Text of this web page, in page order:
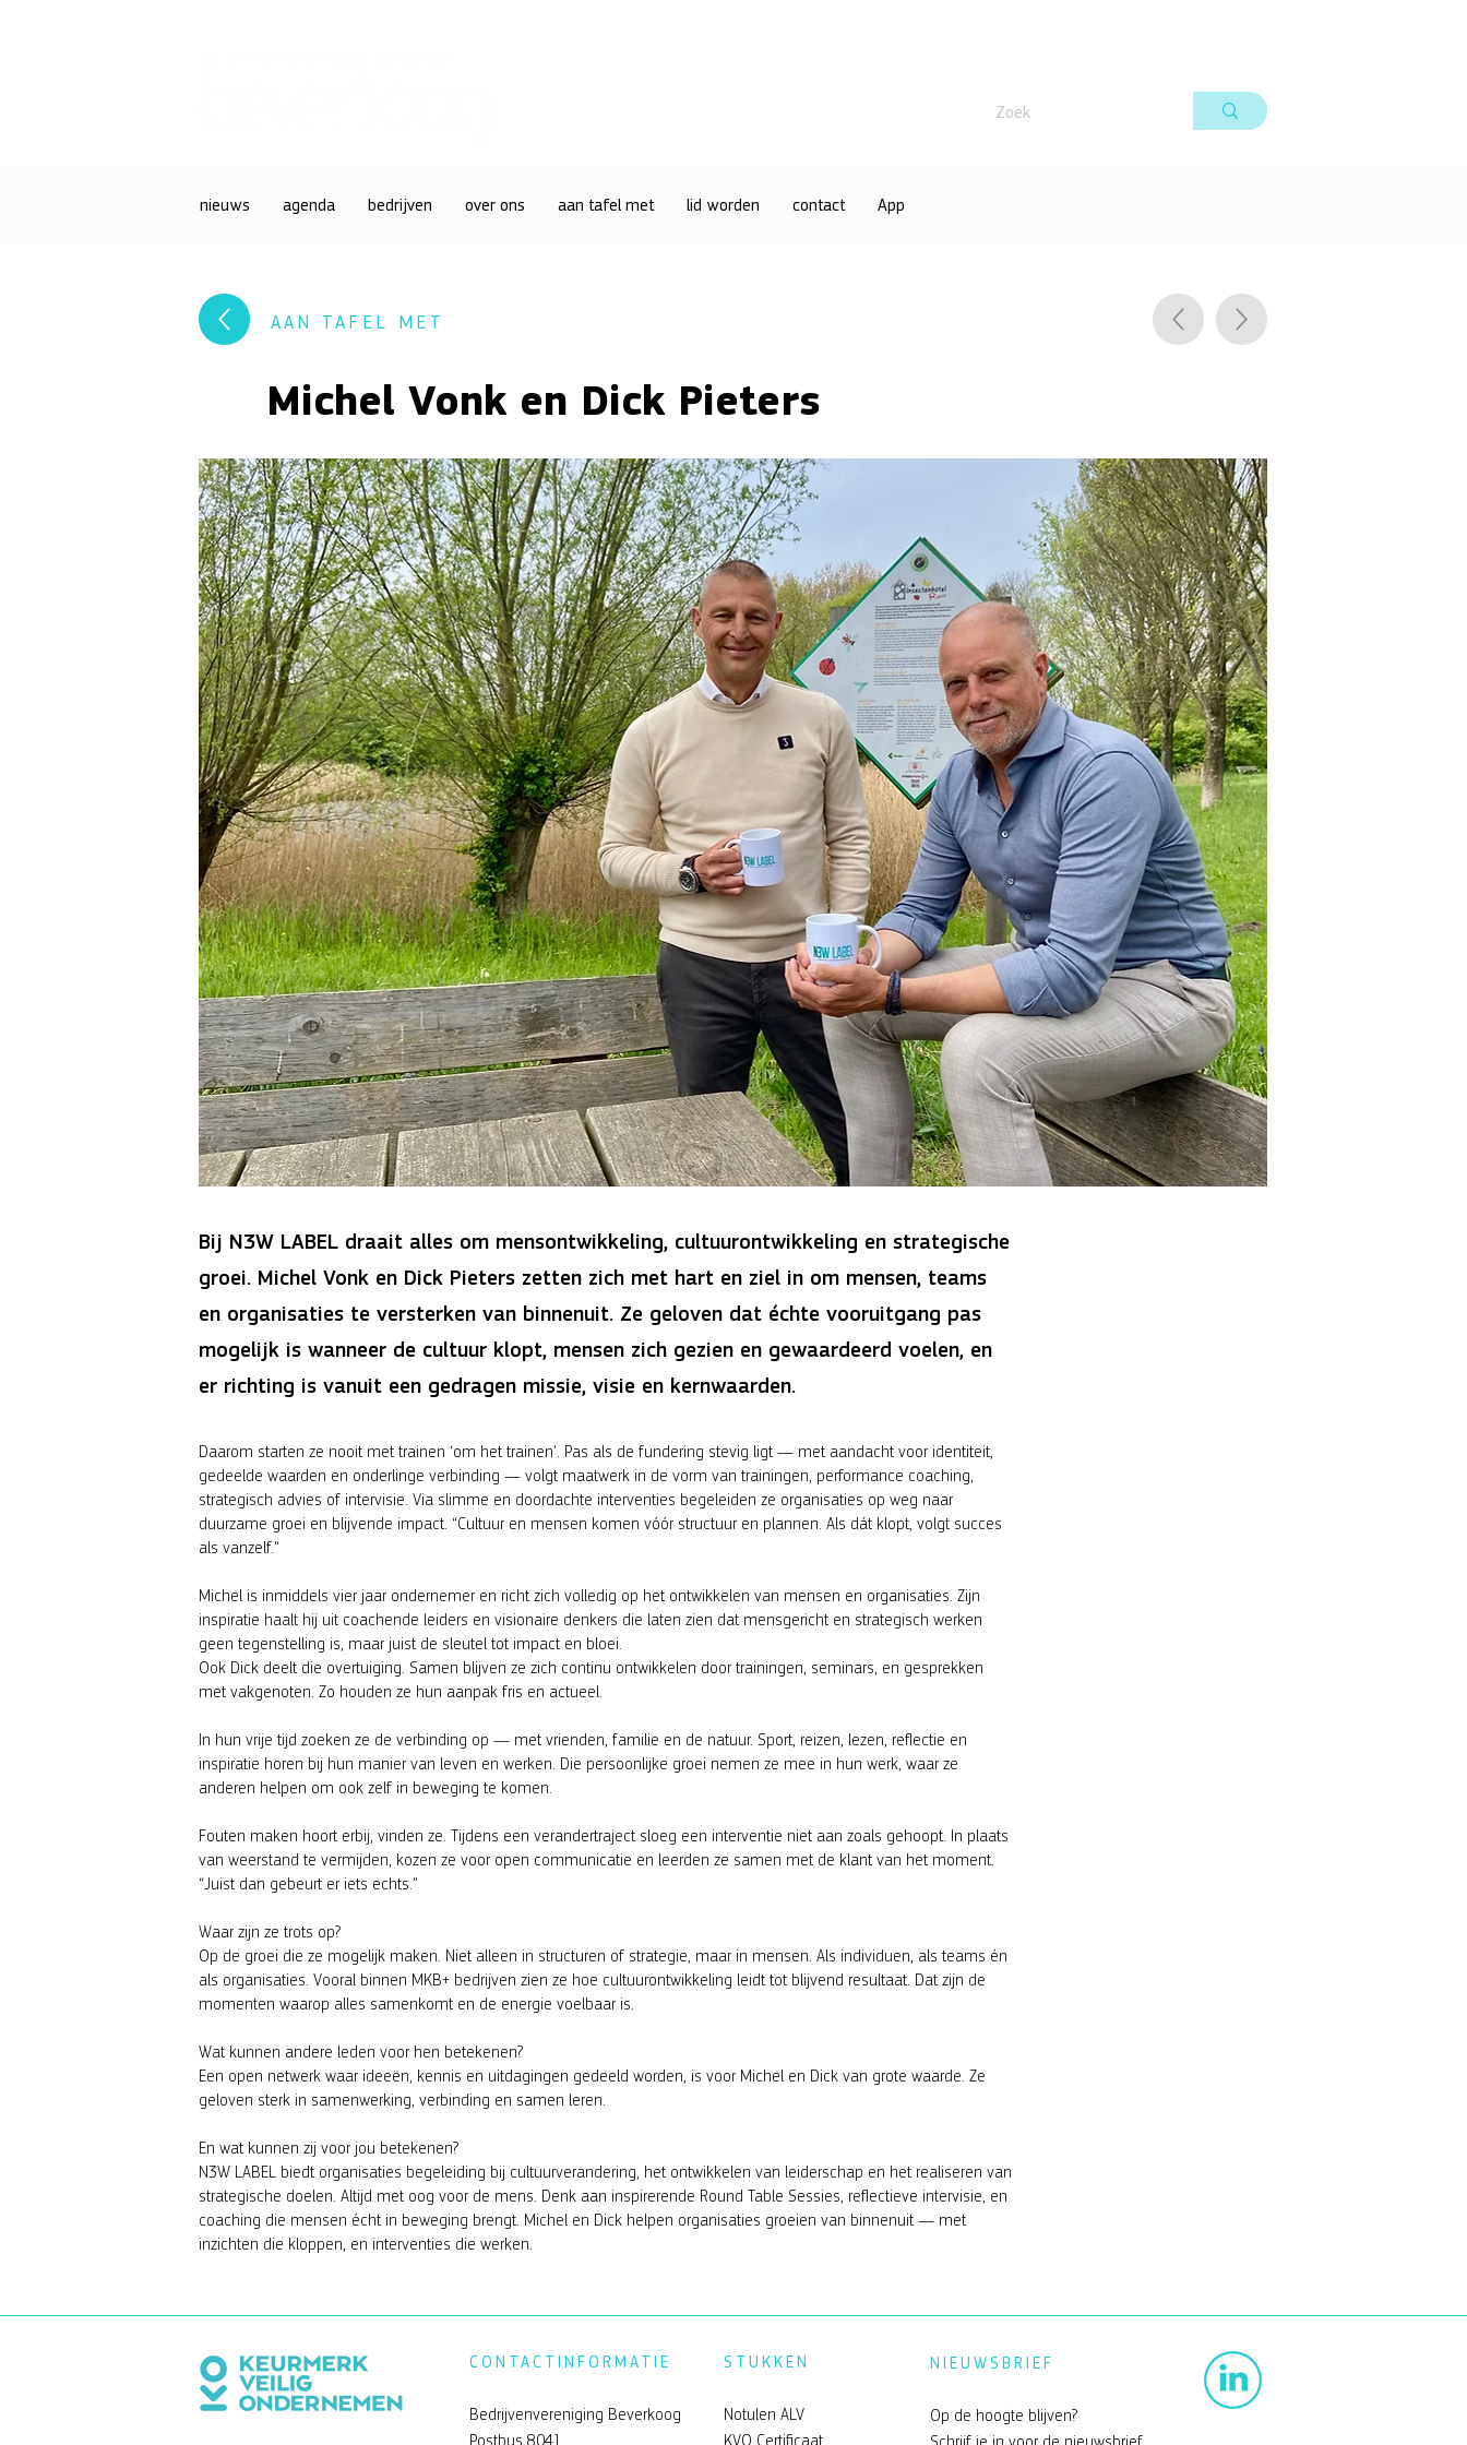
nieuws agenda bedrijven over ons aan tafel met lid worden contact App
AAN TAFEL MET
Michel Vonk en Dick Pieters
Bij N3W LABEL draait alles om mensontwikkeling, cultuurontwikkeling en strategische
groei. Michel Vonk en Dick Pieters zetten zich met hart en ziel in om mensen, teams
en organisaties te versterken van binnenuit. Ze geloven dat échte vooruitgang pas
mogelijk is wanneer de cultuur klopt, mensen zich gezien en gewaardeerd voelen, en
er richting is vanuit een gedragen missie, visie en kernwaarden.
Daarom starten ze nooit met trainen ‘om het trainen’. Pas als de fundering stevig ligt — met aandacht voor identiteit,
gedeelde waarden en onderlinge verbinding — volgt maatwerk in de vorm van trainingen, performance coaching,
strategisch advies of intervisie. Via slimme en doordachte interventies begeleiden ze organisaties op weg naar
duurzame groei en blijvende impact. “Cultuur en mensen komen vóór structuur en plannen. Als dát klopt, volgt succes
als vanzelf.”
Michel is inmiddels vier jaar ondernemer en richt zich volledig op het ontwikkelen van mensen en organisaties. Zijn
inspiratie haalt hij uit coachende leiders en visionaire denkers die laten zien dat mensgericht en strategisch werken
geen tegenstelling is, maar juist de sleutel tot impact en bloei.
Ook Dick deelt die overtuiging. Samen blijven ze zich continu ontwikkelen door trainingen, seminars, en gesprekken
met vakgenoten. Zo houden ze hun aanpak fris en actueel.
In hun vrije tijd zoeken ze de verbinding op — met vrienden, familie en de natuur. Sport, reizen, lezen, reflectie en
inspiratie horen bij hun manier van leven en werken. Die persoonlijke groei nemen ze mee in hun werk, waar ze
anderen helpen om ook zelf in beweging te komen.
Fouten maken hoort erbij, vinden ze. Tijdens een verandertraject sloeg een interventie niet aan zoals gehoopt. In plaats
van weerstand te vermijden, kozen ze voor open communicatie en leerden ze samen met de klant van het moment.
“Juist dan gebeurt er iets echts.”
Waar zijn ze trots op?
Op de groei die ze mogelijk maken. Niet alleen in structuren of strategie, maar in mensen. Als individuen, als teams én
als organisaties. Vooral binnen MKB+ bedrijven zien ze hoe cultuurontwikkeling leidt tot blijvend resultaat. Dat zijn de
momenten waarop alles samenkomt en de energie voelbaar is.
Wat kunnen andere leden voor hen betekenen?
Een open netwerk waar ideeën, kennis en uitdagingen gedeeld worden, is voor Michel en Dick van grote waarde. Ze
geloven sterk in samenwerking, verbinding en samen leren.
En wat kunnen zij voor jou betekenen?
N3W LABEL biedt organisaties begeleiding bij cultuurverandering, het ontwikkelen van leiderschap en het realiseren van
strategische doelen. Altijd met oog voor de mens. Denk aan inspirerende Round Table Sessies, reflectieve intervisie, en
coaching die mensen écht in beweging brengt. Michel en Dick helpen organisaties groeien van binnenuit — met
inzichten die kloppen, en interventies die werken.
CONTACTINFORMATIE
Bedrijvenvereniging Beverkoog
Postbus 8041
STUKKEN
Notulen ALV
KVO Certificaat
NIEUWSBRIEF
Op de hoogte blijven?